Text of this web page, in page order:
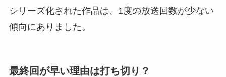
シリーズ化された作品は、1度の放送回数が少ない
傾向にありました。
最終回が早い理由は打ち切り？